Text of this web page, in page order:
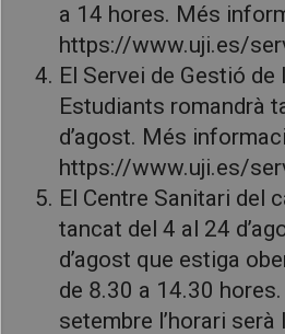
a 14 hores. Més
https://www.uji.es/
El Servei de Gestió de
Estudiants romandrà
d’agost. Més
https://www.uji.es/
El Centre Sanitari del
tancat del 4 al 24
d’agost que estiga
de 8.30 a 14.30
setembre l’horari serà